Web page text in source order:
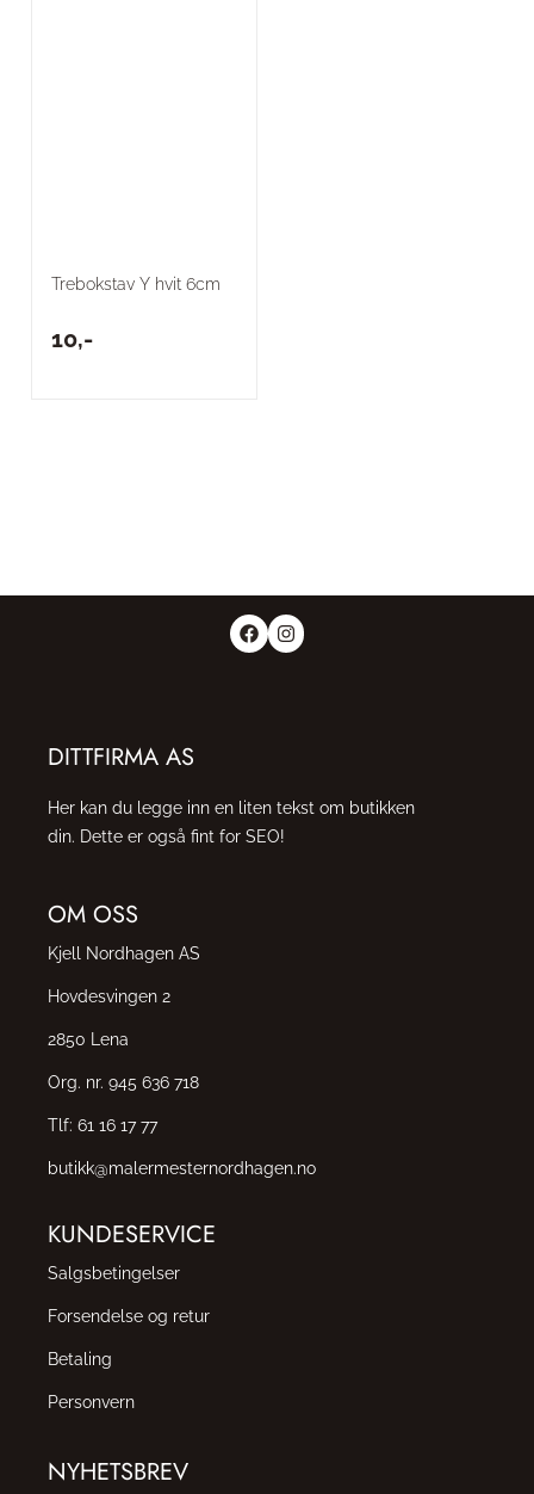
Trebokstav Y hvit 6cm
10,-
DITTFIRMA AS
Her kan du legge inn en liten tekst om butikken
din. Dette er også fint for SEO!
OM OSS
Kjell Nordhagen AS
Hovdesvingen 2
2850 Lena
Org. nr. 945 636 718
Tlf: 61 16 17 77
butikk@malermesternordhagen.no
KUNDESERVICE
Salgsbetingelser
Forsendelse og retur
Betaling
Personvern
NYHETSBREV